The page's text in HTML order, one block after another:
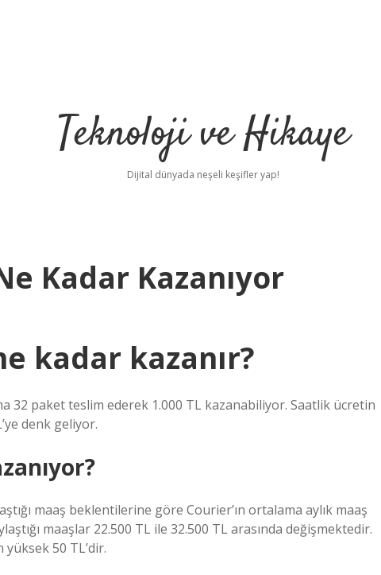
Teknoloji ve Hikaye
Dijital dünyada neşeli keşifler yap!
Kadar Kazanıyor
kadar kazanır?
32 paket teslim ederek 1.000 TL kazanabiliyor. Saatlik ücretin
denk geliyor.
maaş beklentilerine göre Courier’ın ortalama aylık maaş
maaşlar 22.500 TL ile 32.500 TL arasında değişmektedir.
50 TL’dir.